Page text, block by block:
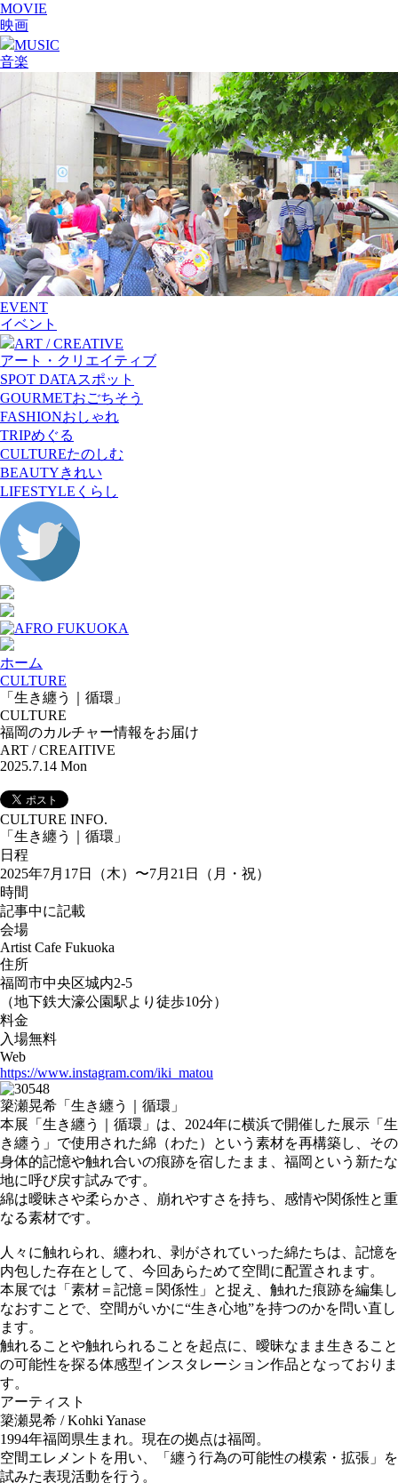
MOVIE
映画
MUSIC
音楽
EVENT
イベント
ART / CREATIVE
アート・クリエイティブ
SPOT DATA スポット
GOURMETおごちそう
FASHIONおしゃれ
TRIPめぐる
CULTUREたのしむ
BEAUTYきれい
LIFESTYLE くらし
ホーム
CULTURE
「生き纏う｜循環」
CULTURE
福岡のカルチャー情報をお届け
ART / CREAITIVE
2025.7.14 Mon
CULTURE INFO.
「生き纏う｜循環」
日程
2025年7月17日（木）〜7月21日（月・祝）
時間
記事中に記載
会場
Artist Cafe Fukuoka
住所
福岡市中央区城内2-5
（地下鉄大濠公園駅より徒歩10分）
料金
入場無料
Web
https://www.instagram.com/iki_matou
簗瀬晃希「生き纏う｜循環」
本展「生き纏う｜循環」は、2024年に横浜で開催した展示「生
き纏う」で使用された綿（わた）という素材を再構築し、その
身体的記憶や触れ合いの痕跡を宿したまま、福岡という新たな
地に呼び戻す試みです。
綿は曖昧さや柔らかさ、崩れやすさを持ち、感情や関係性と重
なる素材です。
人々に触れられ、纏われ、剥がされていった綿たちは、記憶を
内包した存在として、今回あらためて空間に配置されます。
本展では「素材＝記憶＝関係性」と捉え、触れた痕跡を編集し
なおすことで、空間がいかに“生き心地”を持つのかを問い直し
ます。
触れることや触れられることを起点に、曖昧なまま生きること
の可能性を探る体感型インスタレーション作品となっておりま
す。
アーティスト
簗瀬晃希 / Kohki Yanase
1994年福岡県生まれ。現在の拠点は福岡。
空間エレメントを用い、「纏う行為の可能性の模索・拡張」を
試みた表現活動を行う。